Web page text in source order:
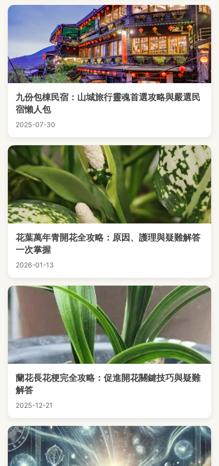
九份包棟民宿：山城旅行靈魂首選攻略與嚴選民
宿懶人包
2025-07-30
花葉萬年青開花全攻略：原因、護理與疑難解答
一次掌握
2026-01-13
蘭花長花梗完全攻略：促進開花關鍵技巧與疑難
解答
2025-12-21